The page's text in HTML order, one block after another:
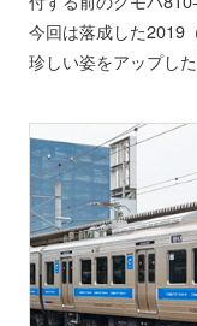
今回は落成した2019
珍しい姿をアップした